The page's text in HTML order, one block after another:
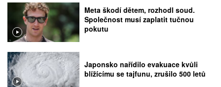
Meta škodí dětem, rozhodl soud.
Společnost musí zaplatit tučnou
pokutu
Japonsko nařídilo evakuace kvůli
blížícímu se tajfunu, zrušilo 500 letů